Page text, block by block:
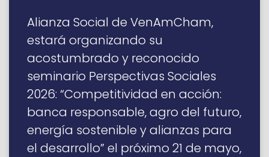
Alianza Social de VenAmCham,
estará organizando su
acostumbrado y reconocido
seminario Perspectivas Sociales
2026: “Competitividad en acción:
banca responsable, agro del futuro,
energía sostenible y alianzas para
el desarrollo” el próximo 21 de mayo,